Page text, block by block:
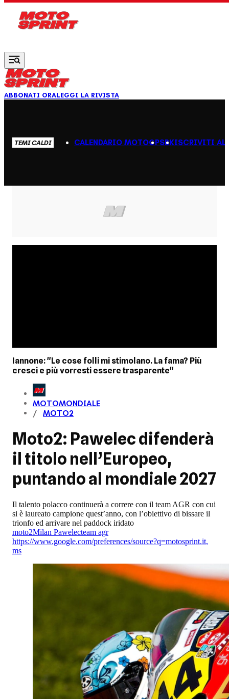
ABBONATI ORALEGGI LA RIVISTA
TEMI CALDI CALENDARIO MOTOGPSBKISCRIVITI AL
Iannone: "Le cose folli mi stimolano. La fama? Più
cresci e più vorresti essere trasparente"
MOTOMONDIALE
MOTO2
Moto2: Pawelec difenderà
il titolo nell’Europeo,
puntando al mondiale 2027
Il talento polacco continuerà a correre con il team AGR con cui
si è laureato campione quest’anno, con l’obiettivo di bissare il
trionfo ed arrivare nel paddock iridato
moto2Milan Pawelecteam agr
https://www.google.com/preferences/source?q=motosprint.it,
ms